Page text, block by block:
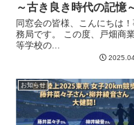
～古き良き時代の記憶
同窓会の皆様、こんにちは
務局です。 この度、戸畑商
等学校の...
お知らせ